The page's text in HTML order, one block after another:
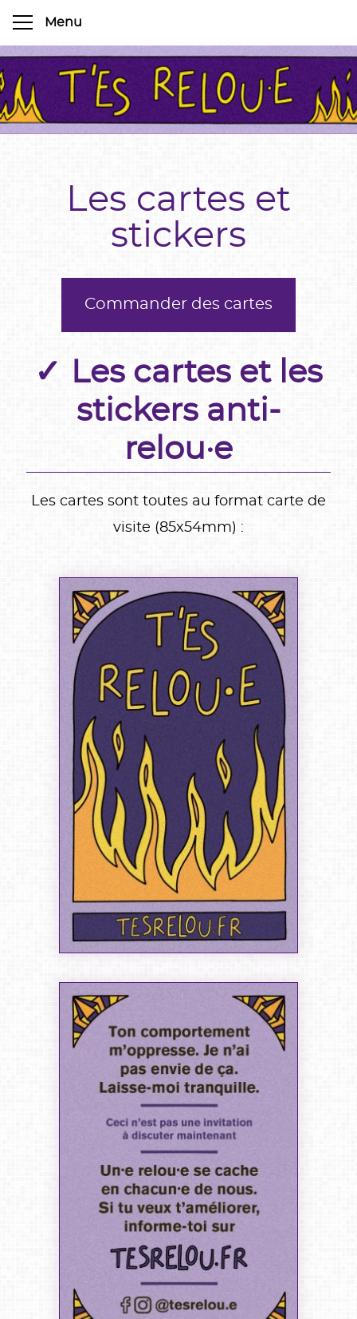
Les cartes et
stickers
Commander des cartes
Les cartes et les
stickers anti-
relou·e
Les cartes sont toutes au format carte de
visite (85x54mm) :